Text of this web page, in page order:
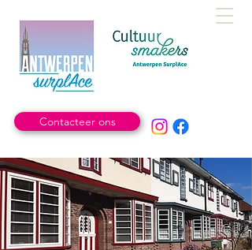
Contacteer ons